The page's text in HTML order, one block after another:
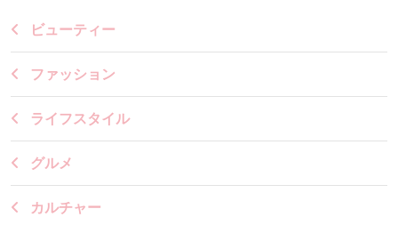
ビューティー
ファッション
ライフスタイル
グルメ
カルチャー